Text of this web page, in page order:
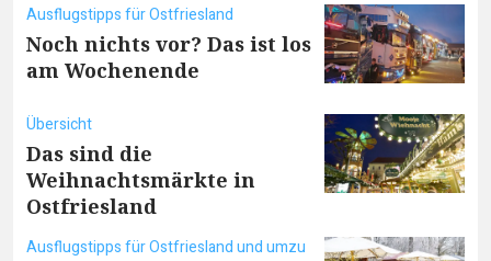
Ausflugstipps für Ostfriesland
Noch nichts vor? Das ist los
am Wochenende
Übersicht
Das sind die
Weihnachtsmärkte in
Ostfriesland
Ausflugstipps für Ostfriesland und umzu